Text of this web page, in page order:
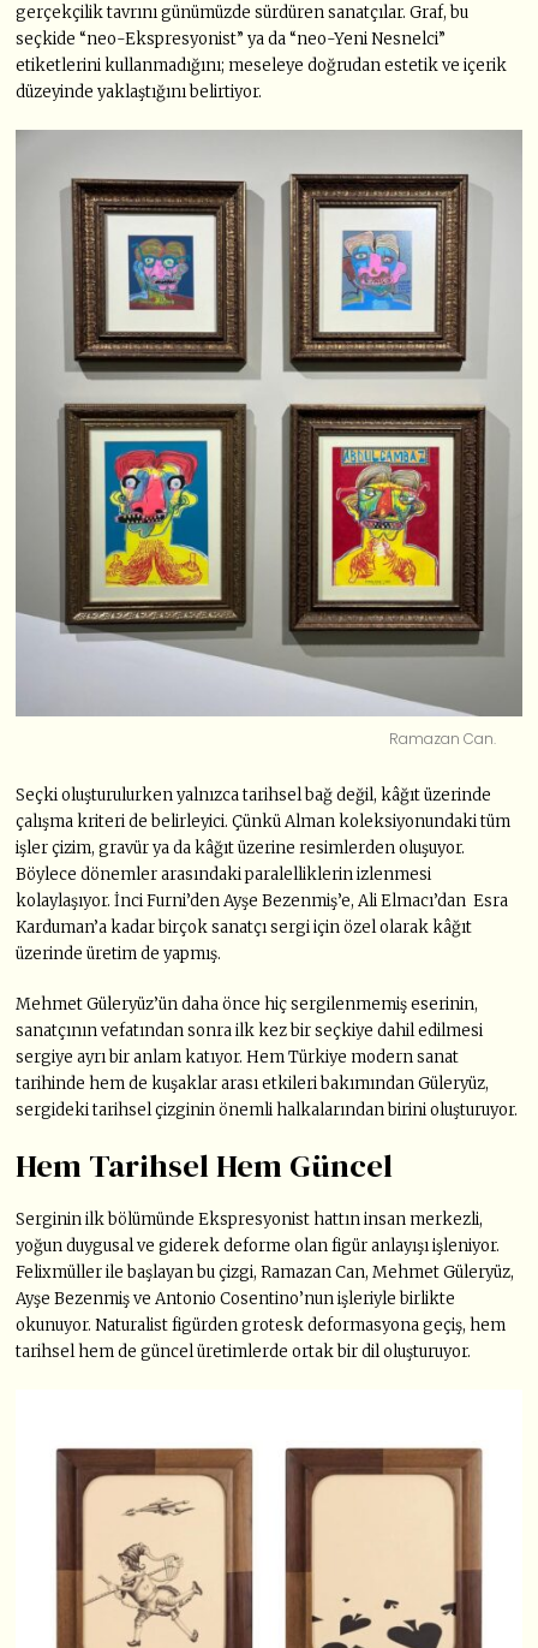
gerçekçilik tavrını günümüzde sürdüren sanatçılar. Graf, bu
seçkide “neo-Ekspresyonist” ya da “neo-Yeni Nesnelci”
etiketlerini kullanmadığını; meseleye doğrudan estetik ve içerik
düzeyinde yaklaştığını belirtiyor.
Ramazan Can.
Seçki oluşturulurken yalnızca tarihsel bağ değil, kâğıt üzerinde
çalışma kriteri de belirleyici. Çünkü Alman koleksiyonundaki tüm
işler çizim, gravür ya da kâğıt üzerine resimlerden oluşuyor.
Böylece dönemler arasındaki paralelliklerin izlenmesi
kolaylaşıyor. İnci Furni’den Ayşe Bezenmiş’e, Ali Elmacı’dan Esra
Karduman’a kadar birçok sanatçı sergi için özel olarak kâğıt
üzerinde üretim de yapmış.
Mehmet Güleryüz’ün daha önce hiç sergilenmemiş eserinin,
sanatçının vefatından sonra ilk kez bir seçkiye dahil edilmesi
sergiye ayrı bir anlam katıyor. Hem Türkiye modern sanat
tarihinde hem de kuşaklar arası etkileri bakımından Güleryüz,
sergideki tarihsel çizginin önemli halkalarından birini oluşturuyor.
Hem Tarihsel Hem Güncel
Serginin ilk bölümünde Ekspresyonist hattın insan merkezli,
yoğun duygusal ve giderek deforme olan figür anlayışı işleniyor.
Felixmüller ile başlayan bu çizgi, Ramazan Can, Mehmet Güleryüz,
Ayşe Bezenmiş ve Antonio Cosentino’nun işleriyle birlikte
okunuyor. Naturalist figürden grotesk deformasyona geçiş, hem
tarihsel hem de güncel üretimlerde ortak bir dil oluşturuyor.